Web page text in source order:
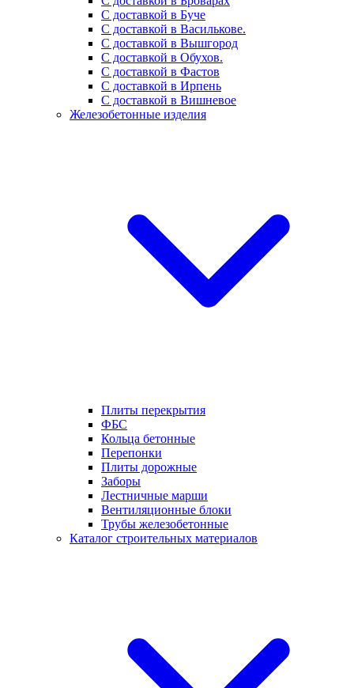
С доставкой в Буче
С доставкой в Василькове.
С доставкой в Вышгород
С доставкой в Обухов.
С доставкой в Фастов
С доставкой в Ирпень
С доставкой в Вишневое
Железобетонные изделия
Плиты перекрытия
ФБС
Кольца бетонные
Перепонки
Плиты дорожные
Заборы
Лестничные марши
Вентиляционные блоки
Трубы железобетонные
Каталог строительных материалов